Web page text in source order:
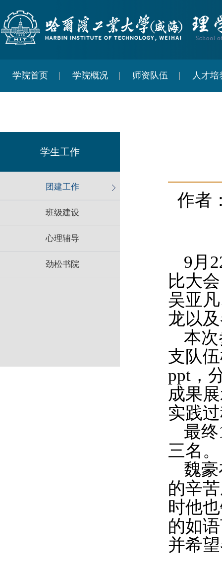
学院首页 学院概况 师资队伍 人才培
学生工作
团建工作
班级建设
心理辅导
劲松书院
作
9 月
比大
吴亚
龙以
本
支队
ppt，
成果
实践
最终
三名。
魏
的辛
时他
的如
并希